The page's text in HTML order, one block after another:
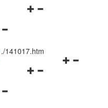
Navigationsmenü
./141017.htm
Navigationsmenü